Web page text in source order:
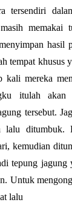
tersendiri
memakai
hasil
tempat khusus
kali mereka
itulah akan
tersebut.
lalu ditumbuk.
kemudian
tepung jagung
Untuk
lalu